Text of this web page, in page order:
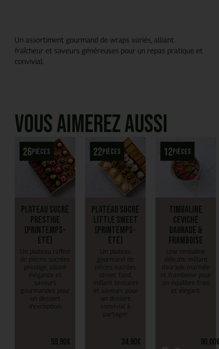
Un assortiment gourmand de wraps variés, alliant
fraîcheur et saveurs généreuses pour un repas pratique et
convivial.
Vous aimerez aussi
26pièces
Plateau Sucré
Prestige
(Printemps-
Été)
Un plateau raffiné
de pièces sucrées
prestige, alliant
élégance et
saveurs
gourmandes pour
un dessert
d’exception.
59,90€
22pièces
Plateau Sucré
Little Sweet
(Printemps-
Été)
Un plateau
gourmand de
pièces sucrées
street food,
mêlant textures
et saveurs pour
un dessert
convivial à
partager.
34,90€
12pièces
Timbaline
Ceviché
daurade &
framboise
Une timbaline
délicate mêlant
daurade marinée
et framboise pour
un équilibre frais
et élégant.
90,00